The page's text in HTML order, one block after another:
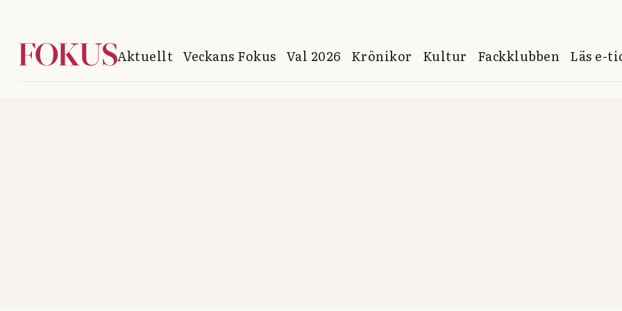
Aktuellt Veckans Fokus Val 2026 Krönikor Kultur Fackklubben Läs e-